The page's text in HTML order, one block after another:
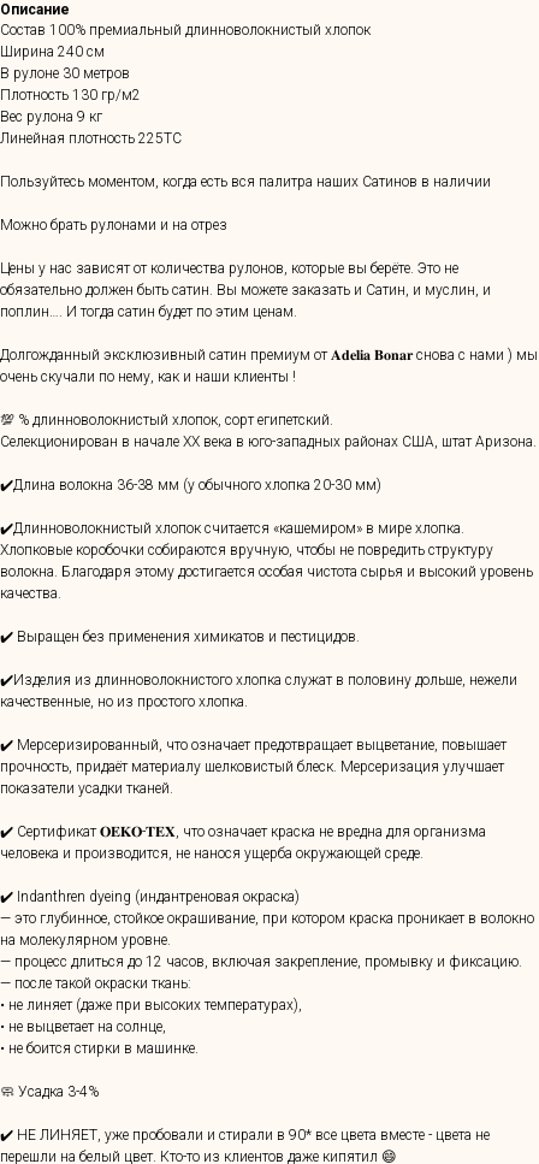
Описание
Состав 100% премиальный длинноволокнистый хлопок
Ширина 240 см
В рулоне 30 метров
Плотность 130 гр/м2
Вес рулона 9 кг
Линейная плотность 225ТС
Пользуйтесь моментом, когда есть вся палитра наших Сатинов в наличии
Можно брать рулонами и на отрез
Цены у нас зависят от количества рулонов, которые вы берёте. Это не
обязательно должен быть сатин. Вы можете заказать и Сатин, и муслин, и
поплин…. И тогда сатин будет по этим ценам.
Долгожданный эксклюзивный сатин премиум от 𝐀𝐝𝐞𝐥𝐢𝐚 𝐁𝐨𝐧𝐚𝐫 снова с нами ) мы
очень скучали по нему, как и наши клиенты !
💯 % длинноволокнистый хлопок, сорт египетский.
Селекционирован в начале ХХ века в юго-западных районах США, штат Аризона.
✔️Длина волокна 36-38 мм (у обычного хлопка 20-30 мм)
✔️Длинноволокнистый хлопок считается «кашемиром» в мире хлопка.
Хлопковые коробочки собираются вручную, чтобы не повредить структуру
волокна. Благодаря этому достигается особая чистота сырья и высокий уровень
качества.
✔️ Выращен без применения химикатов и пестицидов.
✔️Изделия из длинноволокнистого хлопка служат в половину дольше, нежели
качественные, но из простого хлопка.
✔️ Мерсеризированный, что означает предотвращает выцветание, повышает
прочность, придаёт материалу шелковистый блеск. Мерсеризация улучшает
показатели усадки тканей.
✔️ Сертификат 𝐎𝐄𝐊𝐎-𝐓𝐄𝐗, что означает краска не вредна для организма
человека и производится, не нанося ущерба окружающей среде.
✔️ Indanthren dyeing (индантреновая окраска)
— это глубинное, стойкое окрашивание, при котором краска проникает в волокно
на молекулярном уровне.
— процесс длиться до 12 часов, включая закрепление, промывку и фиксацию.
— после такой окраски ткань:
• не линяет (даже при высоких температурах),
• не выцветает на солнце,
• не боится стирки в машинке.
🧼 Усадка 3-4%
✔️ НЕ ЛИНЯЕТ, уже пробовали и стирали в 90* все цвета вместе - цвета не
перешли на белый цвет. Кто-то из клиентов даже кипятил 😄